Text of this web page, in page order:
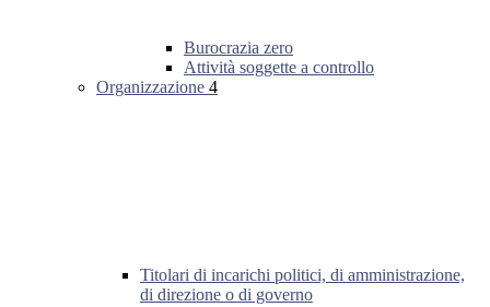
Burocrazia zero
Attività soggette a controllo
Organizzazione 4
Titolari di incarichi politici, di amministrazione,
di direzione o di governo